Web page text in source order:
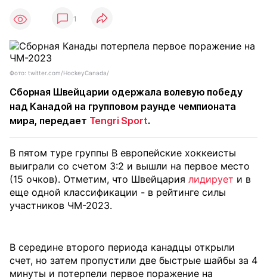
1
Фото: twitter.com/HockeyCanada/
Сборная Швейцарии одержала волевую победу
над Канадой на групповом раунде чемпионата
мира, передает Tengri Sport.
В пятом туре группы В европейские хоккеисты
выиграли со счетом 3:2 и вышли на первое место
(15 очков). Отметим, что Швейцария лидирует и в
еще одной классификации - в рейтинге силы
участников ЧМ-2023.
В середине второго периода канадцы открыли
счет, но затем пропустили две быстрые шайбы за 4
минуты и потерпели первое поражение на